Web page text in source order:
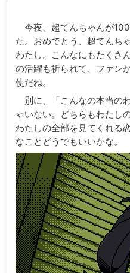
今夜、超てんちゃんが
た。おめでとう、超てんち
わたし。こんなにもたくさ
の活躍も祈られて、ファン
使だね。
別に、「こんなの本当の
ゃいない。どちらもわたし
わたしの全部を見てくれる
なことどうでもいいかな。